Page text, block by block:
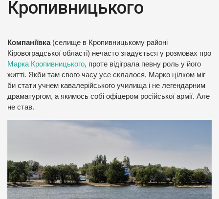
Кропивницького
Компаніївка(селище в Кропивницькому районі
Кіровоградської області) нечасто згадується у розмовах про
Марка Кропивницького, проте відіграла певну роль у його
житті. Якби там свого часу усе склалося, Марко цілком міг
би стати учнем кавалерійського училища і не легендарним
драматургом, а якимось собі офіцером російської армії. Але
не став.